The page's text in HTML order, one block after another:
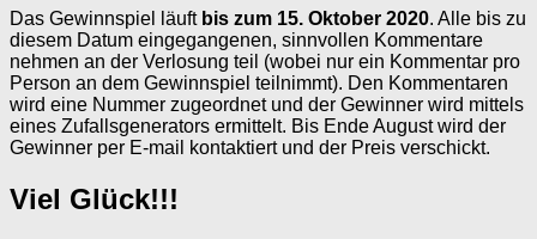
Das Gewinnspiel läuft bis zum 15. Oktober 2020. Alle bis zu
diesem Datum eingegangenen, sinnvollen Kommentare
nehmen an der Verlosung teil (wobei nur ein Kommentar pro
Person an dem Gewinnspiel teilnimmt). Den Kommentaren
wird eine Nummer zugeordnet und der Gewinner wird mittels
eines Zufallsgenerators ermittelt. Bis Ende August wird der
Gewinner per E-mail kontaktiert und der Preis verschickt.
Viel Glück!!!